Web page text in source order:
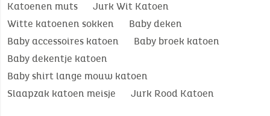
Katoenen muts
Jurk Wit Katoen
Witte katoenen sokken
Baby deken
Baby accessoires katoen
Baby broek katoen
Baby dekentje katoen
Baby shirt lange mouw katoen
Slaapzak katoen meisje
Jurk Rood Katoen